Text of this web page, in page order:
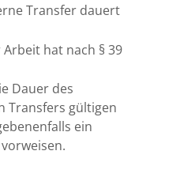
Transfer dauert
hat nach § 39
Dauer des
Transfers gültigen
ein